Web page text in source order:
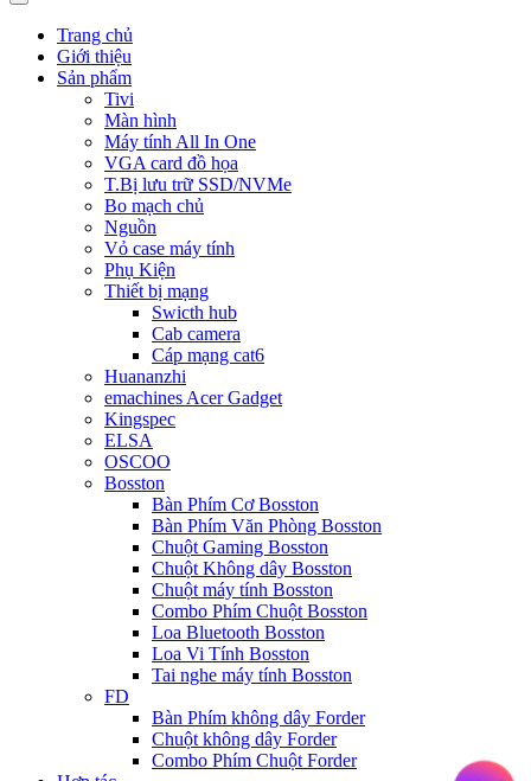
Trang chủ
Giới thiệu
Sản phẩm
Tivi
Màn hình
Máy tính All In One
VGA card đồ họa
T.Bị lưu trữ SSD/NVMe
Bo mạch chủ
Nguồn
Vỏ case máy tính
Phụ Kiện
Thiết bị mạng
Swicth hub
Cab camera
Cáp mạng cat6
Huananzhi
emachines Acer Gadget
Kingspec
ELSA
OSCOO
Bosston
Bàn Phím Cơ Bosston
Bàn Phím Văn Phòng Bosston
Chuột Gaming Bosston
Chuột Không dây Bosston
Chuột máy tính Bosston
Combo Phím Chuột Bosston
Loa Bluetooth Bosston
Loa Vi Tính Bosston
Tai nghe máy tính Bosston
FD
Bàn Phím không dây Forder
Chuột không dây Forder
Combo Phím Chuột Forder